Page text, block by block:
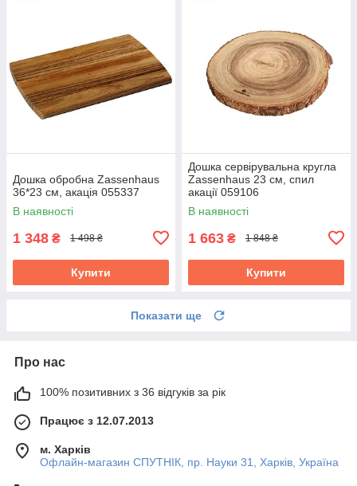
Дошка обробна Zassenhaus
36*23 см, акація 055337
В наявності
1 348 ₴ 1 498 ₴
Купити
Дошка сервірувальна кругла
Zassenhaus 23 см, спил
акації 059106
В наявності
1 663 ₴ 1 848 ₴
Купити
Показати ще
Про нас
100% позитивних з 36 відгуків за рік
Працює з 12.07.2013
м. Харків
Офлайн-магазин СПУТНІК, пр. Науки 31, Харків, Україна